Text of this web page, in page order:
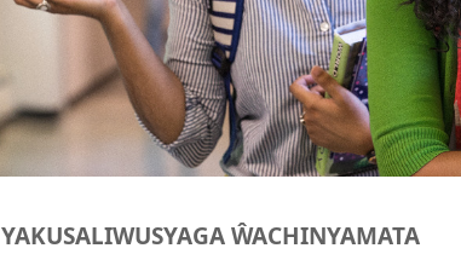
YAKUSALIWUSYAGA ŴACHINYAMATA